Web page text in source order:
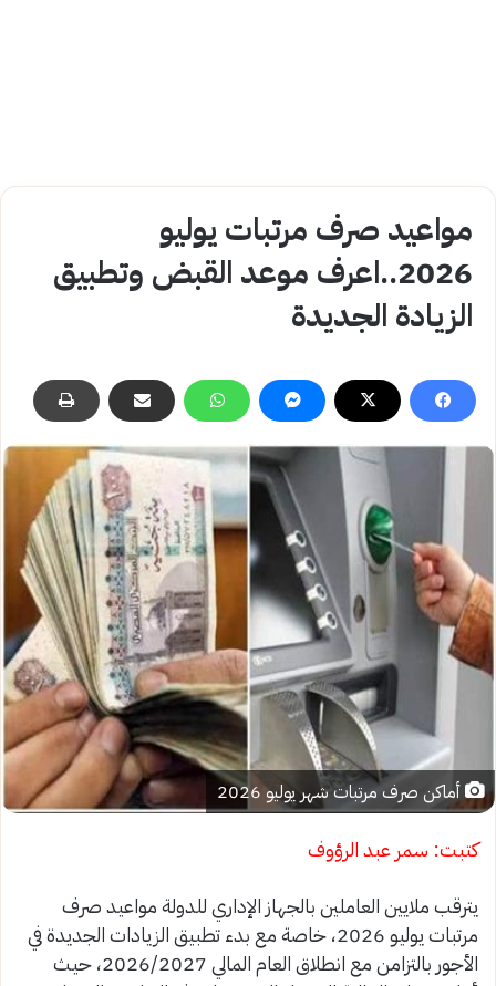
مواعيد صرف مرتبات يوليو
2026..اعرف موعد القبض وتطبيق
الزيادة الجديدة
أماكن صرف مرتبات شهر يوليو 2026
كتبت: سمر عبد الرؤوف
يترقب ملايين العاملين بالجهاز الإداري للدولة مواعيد صرف
مرتبات يوليو 2026، خاصة مع بدء تطبيق الزيادات الجديدة في
الأجور بالتزامن مع انطلاق العام المالي 2026/2027، حيث